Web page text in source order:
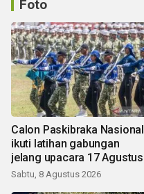
Foto
Calon Paskibraka Nasional
ikuti latihan gabungan
jelang upacara 17 Agustus
Sabtu, 8 Agustus 2026